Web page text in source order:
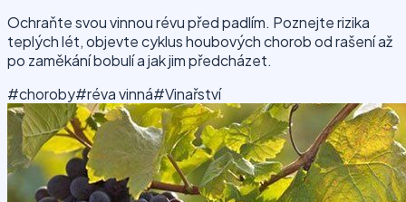
Ochraňte svou vinnou révu před padlím. Poznejte rizika
teplých lét, objevte cyklus houbových chorob od rašení až
po zaměkání bobulí a jak jim předcházet.
#choroby#réva vinná#Vinařství